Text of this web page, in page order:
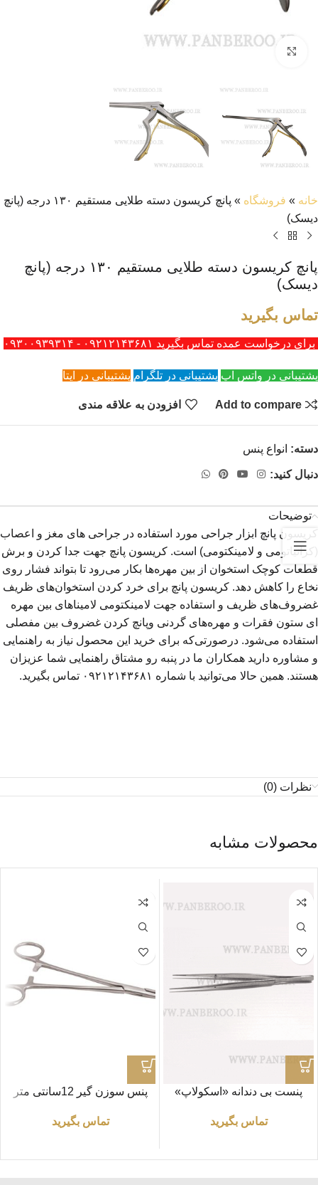
خانه » فروشگاه »
پانچ کریسون دسته طلایی مستقیم ۱۳۰ درجه (پانچ
دیسک)
پانچ کریسون دسته طلایی مستقیم ۱۳۰ درجه (پانچ
دیسک)
تماس بگیرید
برای درخواست عمده تماس بگیرید ۰۹۲۱۲۱۴۳۶۸۱ - ۰۹۳۰۰۹۳۹۳۱۴
پشتیبانی در واتس اپ پشتیبانی در تلگرام پشتیبانی در ایتا
Add to compare افزودن به علاقه مندی
دسته: انواع پنس
دنبال کنید:
توضیحات
کریسون پانچ ابزار جراحی مورد استفاده در جراحی های مغز و اعصاب
(کرانیاتومی و لامینکتومی) است. کریسون پانچ جهت جدا کردن و برش
قطعات کوچک استخوان از بین مهره‌ها بکار می‌رود تا بتواند فشار روی
نخاع را کاهش دهد. کریسون پانچ برای خرد کردن استخوان‌های ظریف
غضروف‌های ظریف و استفاده جهت لامینکتومی لامیناهای بین مهره
ای ستون فقرات و مهره‌های گردنی وپانچ کردن غضروف بین مفصلی
استفاده می‌شود. درصورتی‌که برای خرید این محصول نیاز به راهنمایی
و مشاوره دارید همکاران ما در پنبه رو مشتاق راهنمایی شما عزیزان
هستند. همین حالا می‌توانید با شماره ۰۹۲۱۲۱۴۳۶۸۱ تماس بگیرید.
نظرات (0)
محصولات مشابه
پنست بی دندانه «اسکولاپ»
تماس بگیرید
پنس سوزن گیر 12سانتی متر
تماس بگیرید